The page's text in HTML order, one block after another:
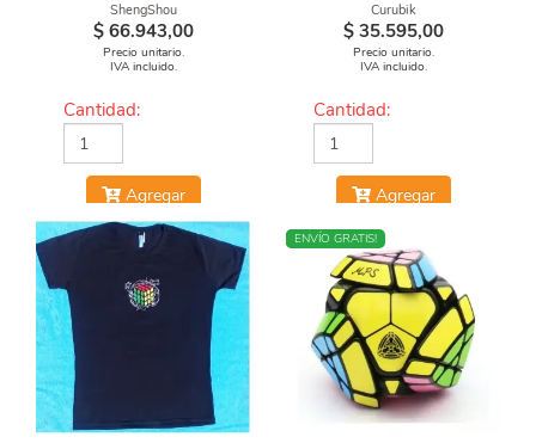
ShengShou
$ 66.943,00
Precio unitario.
IVA incluido.
Cantidad:
Agregar
Curubik
$ 35.595,00
Precio unitario.
IVA incluido.
Cantidad:
Agregar
NUEVO
ENVÍO GRATIS!